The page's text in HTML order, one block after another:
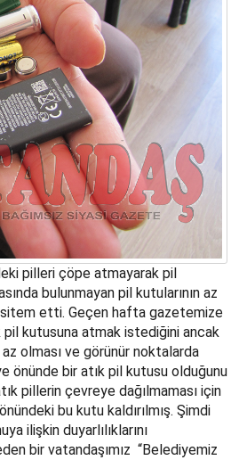
pilleri çöpe atmayarak pil
bulunmayan pil kutularının az
sitem etti. Geçen hafta gazetemize
kutusuna atmak istediğini ancak
olması ve görünür noktalarda
önünde bir atık pil kutusu olduğunu
pillerin çevreye dağılmaması için
bu kutu kaldırılmış. Şimdi
ilişkin duyarlılıklarını
bir vatandaşımız “Belediyemiz